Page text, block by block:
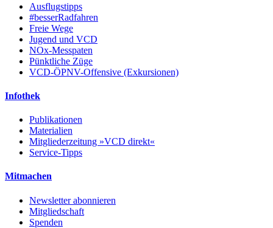
Ausflugstipps
#besserRadfahren
Freie Wege
Jugend und VCD
NOx-Messpaten
Pünktliche Züge
VCD-ÖPNV-Offensive (Exkursionen)
Infothek
Publikationen
Materialien
Mitgliederzeitung »VCD direkt«
Service-Tipps
Mitmachen
Newsletter abonnieren
Mitgliedschaft
Spenden